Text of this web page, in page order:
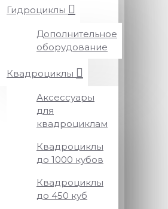
Гидроциклы
Дополнительное
оборудование
Квадроциклы
Аксессуары
для
квадроциклам
Квадроциклы
до 1000 кубов
Квадроциклы
до 450 куб